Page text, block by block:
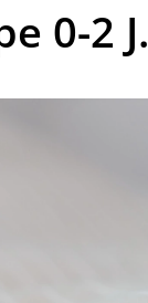
0-2 J.